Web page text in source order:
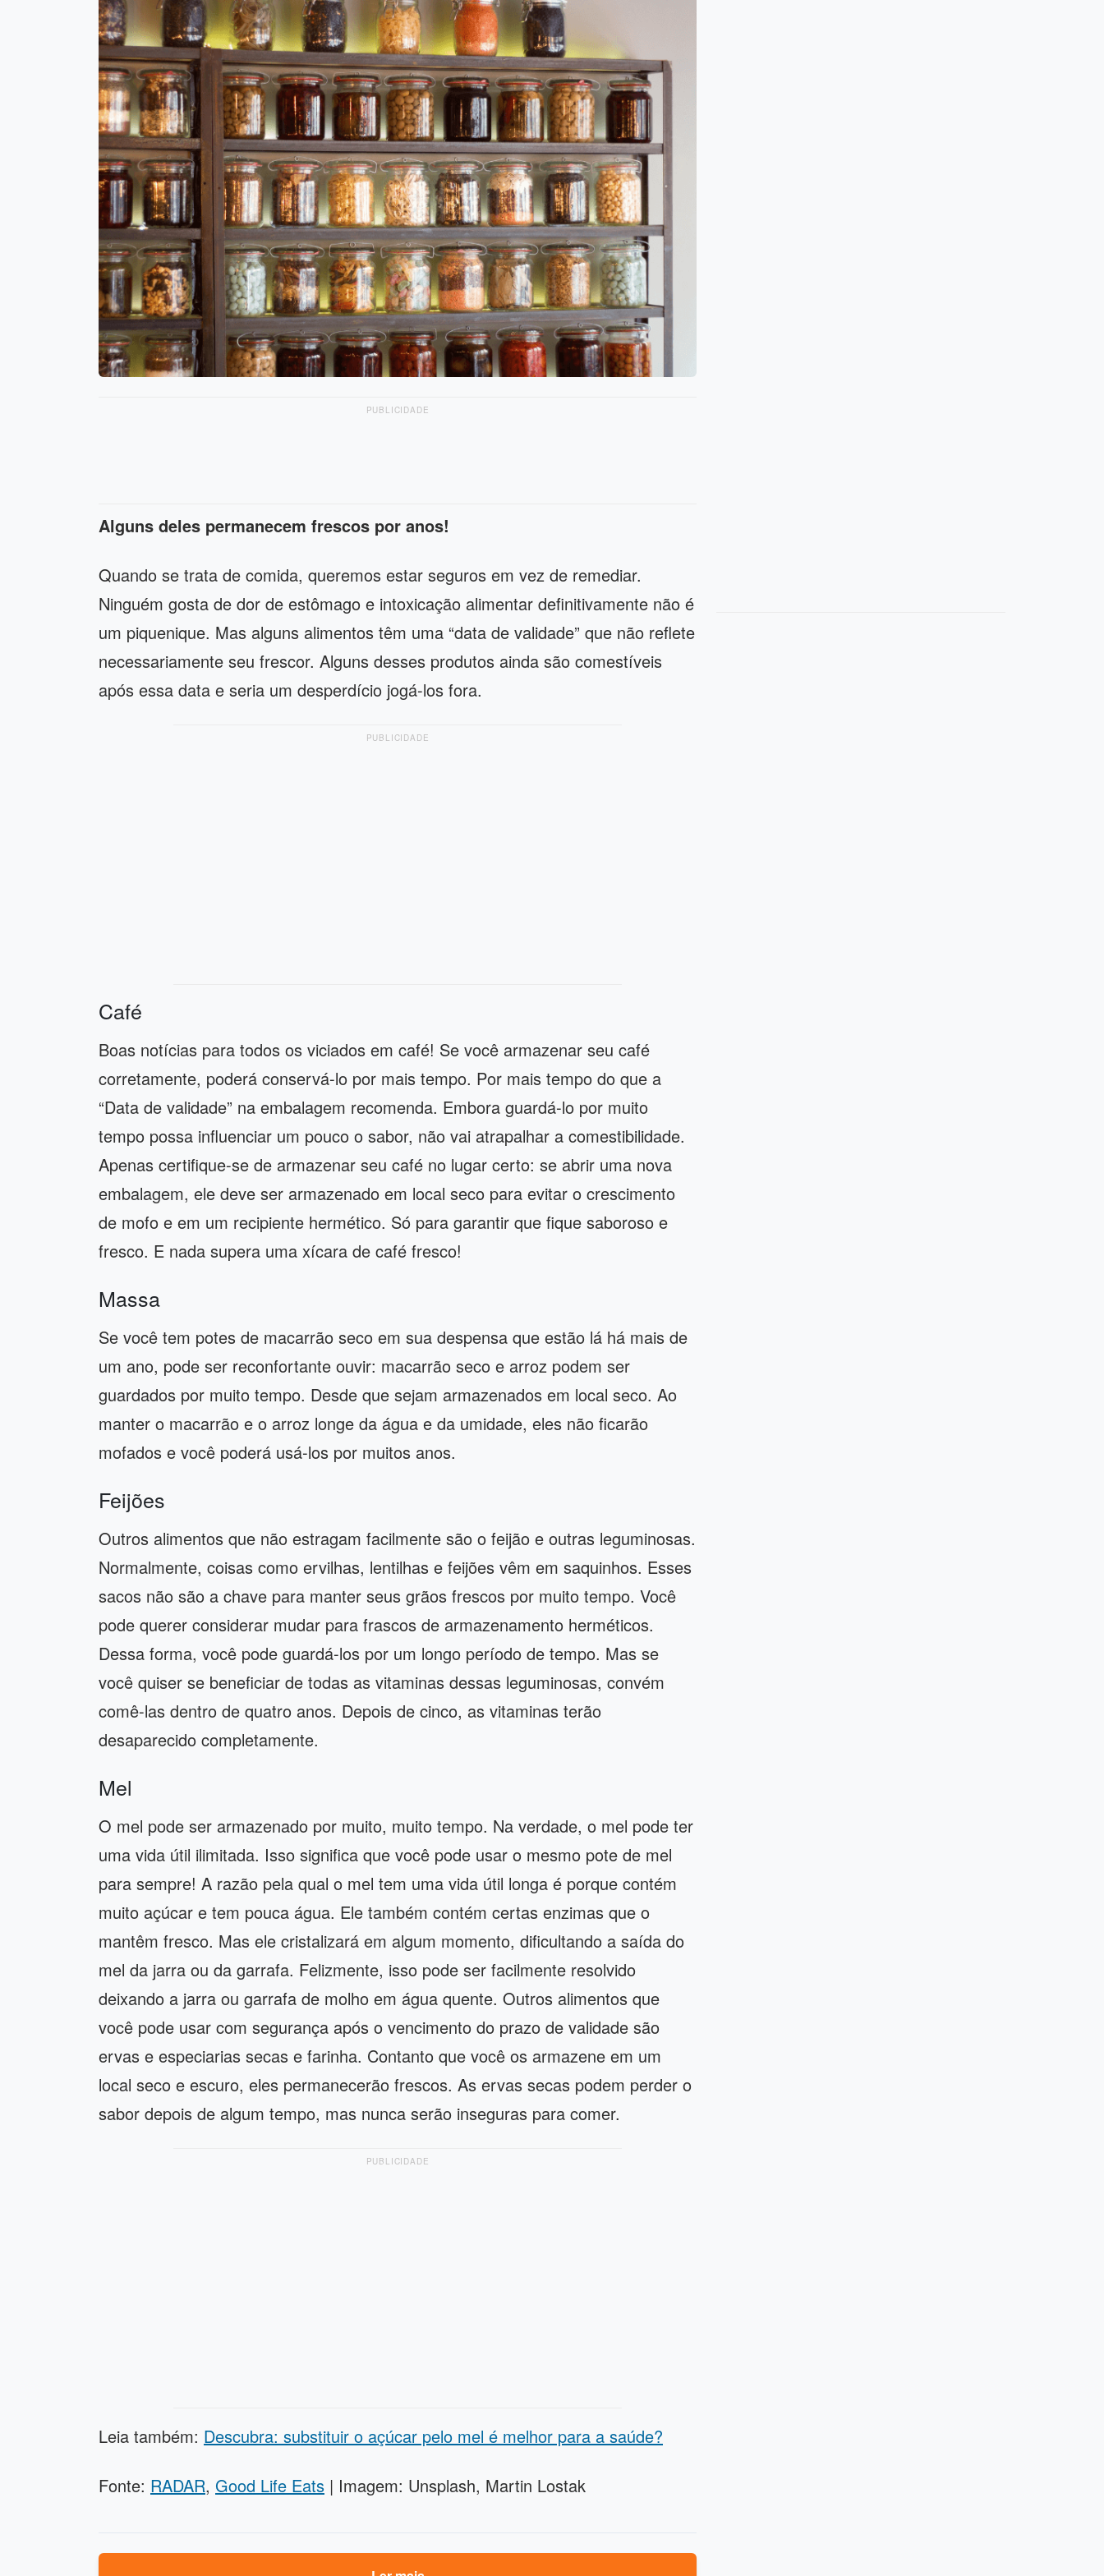
PUBLICIDADE
Alguns deles permanecem frescos por anos!
Quando se trata de comida, queremos estar seguros em vez de remediar.
Ninguém gosta de dor de estômago e intoxicação alimentar definitivamente não é
um piquenique. Mas alguns alimentos têm uma “data de validade” que não reflete
necessariamente seu frescor. Alguns desses produtos ainda são comestíveis
após essa data e seria um desperdício jogá-los fora.
PUBLICIDADE
Café
Boas notícias para todos os viciados em café! Se você armazenar seu café
corretamente, poderá conservá-lo por mais tempo. Por mais tempo do que a
“Data de validade” na embalagem recomenda. Embora guardá-lo por muito
tempo possa influenciar um pouco o sabor, não vai atrapalhar a comestibilidade.
Apenas certifique-se de armazenar seu café no lugar certo: se abrir uma nova
embalagem, ele deve ser armazenado em local seco para evitar o crescimento
de mofo e em um recipiente hermético. Só para garantir que fique saboroso e
fresco. E nada supera uma xícara de café fresco!
Massa
Se você tem potes de macarrão seco em sua despensa que estão lá há mais de
um ano, pode ser reconfortante ouvir: macarrão seco e arroz podem ser
guardados por muito tempo. Desde que sejam armazenados em local seco. Ao
manter o macarrão e o arroz longe da água e da umidade, eles não ficarão
mofados e você poderá usá-los por muitos anos.
Feijões
Outros alimentos que não estragam facilmente são o feijão e outras leguminosas.
Normalmente, coisas como ervilhas, lentilhas e feijões vêm em saquinhos. Esses
sacos não são a chave para manter seus grãos frescos por muito tempo. Você
pode querer considerar mudar para frascos de armazenamento herméticos.
Dessa forma, você pode guardá-los por um longo período de tempo. Mas se
você quiser se beneficiar de todas as vitaminas dessas leguminosas, convém
comê-las dentro de quatro anos. Depois de cinco, as vitaminas terão
desaparecido completamente.
Mel
O mel pode ser armazenado por muito, muito tempo. Na verdade, o mel pode ter
uma vida útil ilimitada. Isso significa que você pode usar o mesmo pote de mel
para sempre! A razão pela qual o mel tem uma vida útil longa é porque contém
muito açúcar e tem pouca água. Ele também contém certas enzimas que o
mantêm fresco. Mas ele cristalizará em algum momento, dificultando a saída do
mel da jarra ou da garrafa. Felizmente, isso pode ser facilmente resolvido
deixando a jarra ou garrafa de molho em água quente. Outros alimentos que
você pode usar com segurança após o vencimento do prazo de validade são
ervas e especiarias secas e farinha. Contanto que você os armazene em um
local seco e escuro, eles permanecerão frescos. As ervas secas podem perder o
sabor depois de algum tempo, mas nunca serão inseguras para comer.
PUBLICIDADE
Leia também: Descubra: substituir o açúcar pelo mel é melhor para a saúde?
Fonte: RADAR, Good Life Eats | Imagem: Unsplash, Martin Lostak